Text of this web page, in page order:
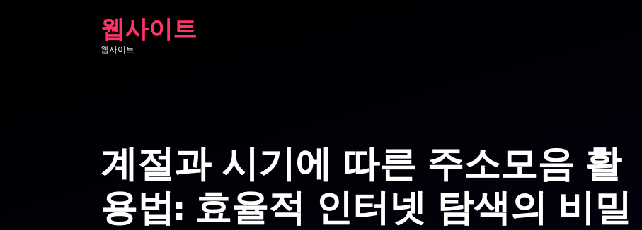
웹사이트
웹사이트
계절과 시기에 따른 주소모음 활
용법: 효율적 인터넷 탐색의 비밀